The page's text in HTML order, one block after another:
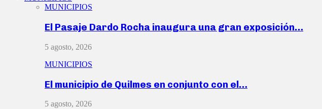
MUNICIPIOS
El Pasaje Dardo Rocha inaugura una gran exposición…
5 agosto, 2026
MUNICIPIOS
El municipio de Quilmes en conjunto con el…
5 agosto, 2026